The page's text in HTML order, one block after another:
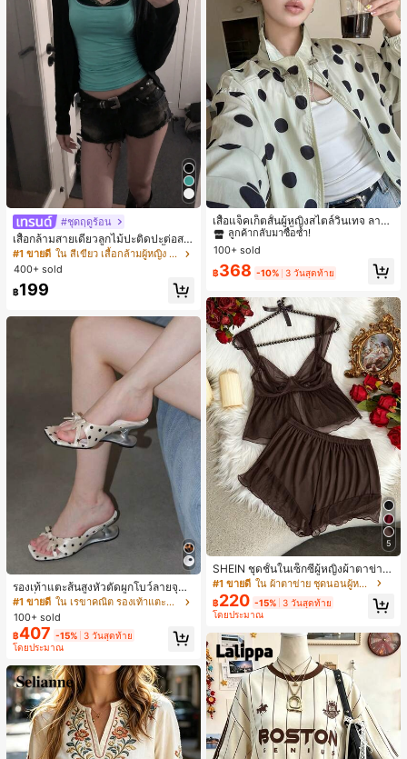
#ชุดฤดูร้อน
เสื้อกล้ามสายเดี่ยวลูกไม้ปะติดปะต่อสไ
ตล์เกาหลี, สุนทรียศาสตร์ Y2K, เสื้อผ้าส
ตรีทแวร์ลำลองฤดูร้อน
#1 ขายดี
ใน สีเขียว เสื้อกล้ามผู้หญิง & Camis
400+ sold
฿199
รองเท้าแตะส้นสูงหัวตัดผูกโบว์ลายจุดส
ายเดี่ยวส้นไม่สมมาตรสำหรับผู้หญิง, รอ
งเท้าแตะส้นสูงหนังเทียมสีขาวหรูหรา
สำหรับฤดูร้อน
#1 ขายดี
ใน เรขาคณิต รองเท้าแตะส้นสูงผู้หญิง
100+ sold
฿407 -15% 3 วันสุดท้าย
โดยประมาณ
เสื้อแจ็คเก็ตสั้นผู้หญิงสไตล์วินเทจ ลายจุ
ดขนาดใหญ่ คอตั้ง เอวเข้ารูป แขนพอง
ทรงหลวม แฟชั่นอเนกประสงค์ สำหรับใ
ส่ประจำวันและไปเที่ยวพักผ่อน
#1 ขายดี
ใน กระเป๋า เสื้อคลุมลำลอง
ลูกค้ากลับมาซื้อซ้ำ!
#1 ขายดี ใน กระเป๋า เสื้อคลุมลำลอง
ลูกค้ากลับมาซื้อซ้ำ!
#1 ขายดี ใน กระเป๋า เสื้อคลุมลำลอง
ลูกค้ากลับมาซื้อซ้ำ!
#1 ขายดี
ใน กระเป๋า เสื้อคลุมลำลอง
100+ sold
฿368 -10% 3 วันสุดท้าย
5
SHEIN ชุดชั้นในเซ็กซี่ผู้หญิงผ้าตาข่าย
มีโครงคัพบาง
#1 ขายดี ใน ผ้าตาข่าย ชุดนอนผู้หญิง
฿220 -15% 3 วันสุดท้าย
โดยประมาณ